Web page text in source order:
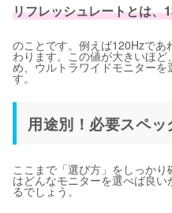
リフレッシュレートとは、
のことです。例えば120Hzで
わります。この値が大きいほ
め、ウルトラワイドモニター
す。
用途別！必要スペッ
ここまで「選び方」をしっか
はどんなモニターを選べば良
るでしょう。